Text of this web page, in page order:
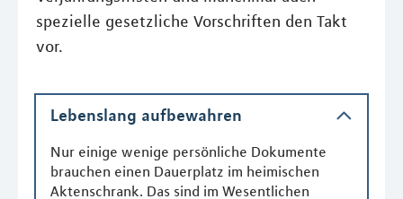
spezielle gesetzliche Vorschriften den Takt
vor.
Lebenslang aufbewahren
Nur einige wenige persönliche Dokumente
brauchen einen Dauerplatz im heimischen
Aktenschrank. Das sind im Wesentlichen